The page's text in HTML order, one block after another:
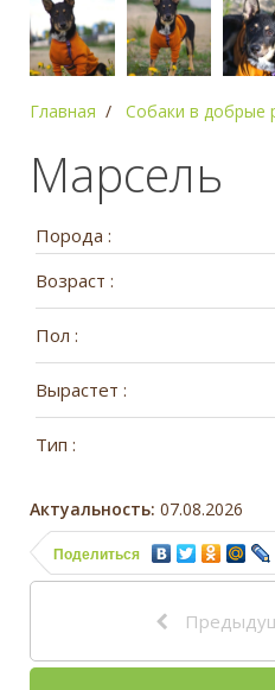
Главная Собаки в добрые
Марсель
Порода :
Возраст :
Пол :
Вырастет :
Тип :
Актуальность: 07.08.2026
Поделиться